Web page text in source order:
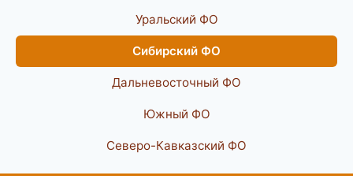
Уральский ФО
Сибирский ФО
Дальневосточный ФО
Южный ФО
Северо-Кавказский ФО